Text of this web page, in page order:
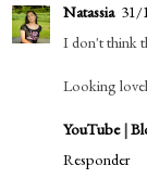
Natassia 31/
I don't think
Looking
YouTube|
Responder